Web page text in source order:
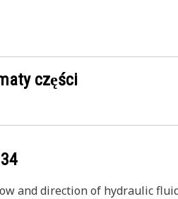
części
and direction of hydraulic